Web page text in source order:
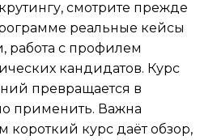
смотрите прежде
реальные кейсы
работа с профилем
кандидатов. Курс
превращается в
применить. Важна
короткий курс даёт обзор,